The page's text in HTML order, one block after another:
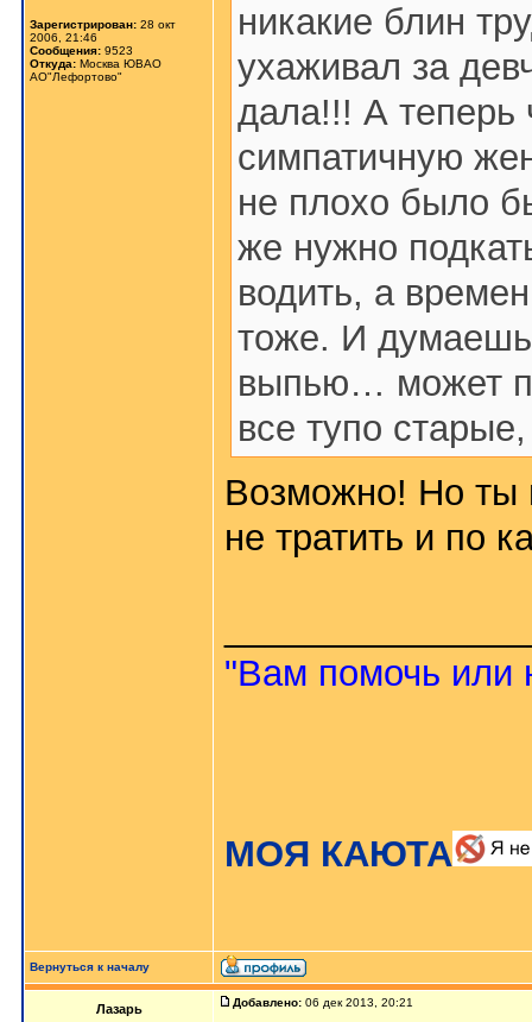
Зарегистрирован: 28 окт
2006, 21:46
Сообщения: 9523
Откуда: Москва ЮВАО
АО"Лефортово"
никакие блин
ухаживал за
дала!!! А теперь
симпатичную
не плохо было
же нужно
водить, а
тоже. И
выпью… может
все тупо
Возможно! Но ты
не тратить и по
"Вам помочь или
МОЯ КАЮТА
Вернуться к началу
Лазарь Добавлено: 06 дек 2013, 20:21